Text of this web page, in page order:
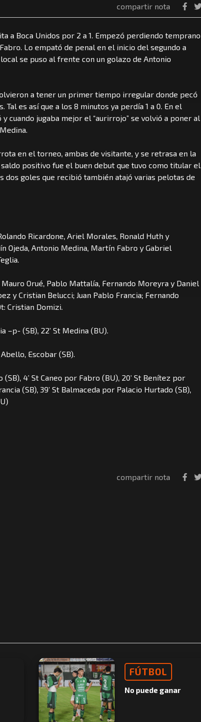
compartir nota
a Boca Unidos por 2 a 1. Empezó perdiendo temprano
Lo empató de penal en el inicio del segundo a
se puso al frente con un golazo de Antonio
a tener un primer tiempo irregular donde pecó
es así que a los 8 minutos ya perdía 1 a 0. En el
cuando jugaba mejor el “aurirrojo” se volvió a poner al
en el torneo, ambas de visitante, y se retrasa en la
positivo fue el buen debut que tuvo como titular el
dos goles que recibió también atajó varias pelotas de
Ricardone, Ariel Morales, Ronald Huth y
Ojeda, Antonio Medina, Martín Fabro y Gabriel
Orué, Pablo Mattalía, Fernando Moreyra y Daniel
y Cristian Belucci; Juan Pablo Francia; Fernando
Cristian Domizi.
–p- (SB), 22’ St Medina (BU).
Escobar (SB).
4’ St Caneo por Fabro (BU), 20’ St Benítez por
(SB), 39’ St Balmaceda por Palacio Hurtado (SB),
compartir nota
FÚTBOL
No puede ganar